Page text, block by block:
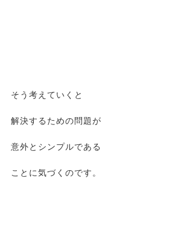
そう考えていくと
解決するための問題が
意外とシンプルである
ことに気づくのです。